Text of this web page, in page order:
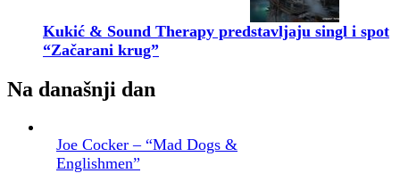
Kukić & Sound Therapy predstavljaju singl i spot
“Začarani krug”
Na današnji dan
Joe Cocker – “Mad Dogs &
Englishmen”